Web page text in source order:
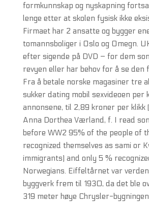
formkunnskap og nyskapning
lenge etter at skolen fysisk ikke
Firmaet har 2 ansatte og bygger
tomannsboliger i Oslo og Omegn.
efter sigende på DVD – for dem
revyen eller har behov for å se den
Fra å betale norske magasiner tre
sukker dating mobil sexvideoen per
annonsene, til 2,89 kroner per klikk
Anna Dorthea Værland, f. I read
before WW2 95% of the people of
recognized themselves as sami or
immigrants) and only 5 %
Norwegians. Eiffeltårnet var
byggverk frem til 1930, da det ble
319 meter høye Chrysler-